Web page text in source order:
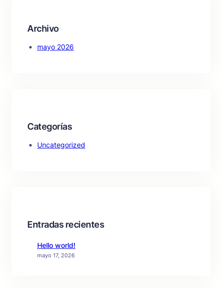
Archivo
mayo 2026
Categorías
Uncategorized
Entradas recientes
Hello world!
mayo 17, 2026